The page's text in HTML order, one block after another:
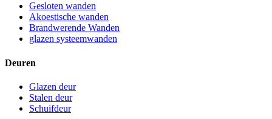
Gesloten wanden
Akoestische wanden
Brandwerende Wanden
glazen systeemwanden
Deuren
Glazen deur
Stalen deur
Schuifdeur